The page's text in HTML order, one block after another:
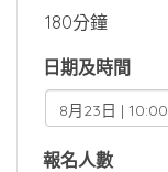
180分鐘
日期及時間
報名人數